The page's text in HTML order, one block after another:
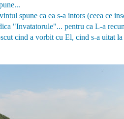
spune ca ea s-a intors (ceea ce
"Invatatorule"... pentru ca L-a
cind a vorbit cu El, cind s-a uitat